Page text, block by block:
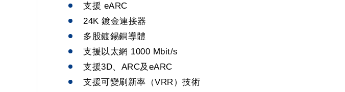
支援 eARC
24K 鍍金連接器
多股鍍錫銅導體
支援以太網 1000 Mbit/s
支援3D、ARC及eARC
支援可變刷新率（VRR）技術